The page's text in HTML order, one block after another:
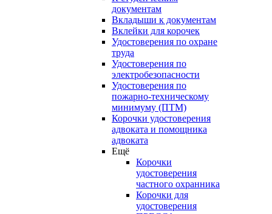
документам
Вкладыши к документам
Вклейки для корочек
Удостоверения по охране
труда
Удостоверения по
электробезопасности
Удостоверения по
пожарно-техническому
минимуму (ПТМ)
Корочки удостоверения
адвоката и помощника
адвоката
Ещё
Корочки
удостоверения
частного охранника
Корочки для
удостоверения